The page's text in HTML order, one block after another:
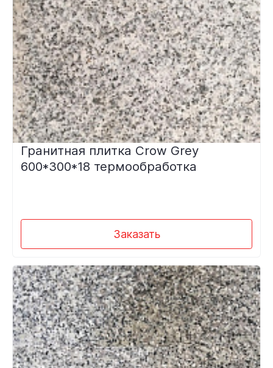
Гранитная плитка Crow Grey
600*300*18 термообработка
Заказать